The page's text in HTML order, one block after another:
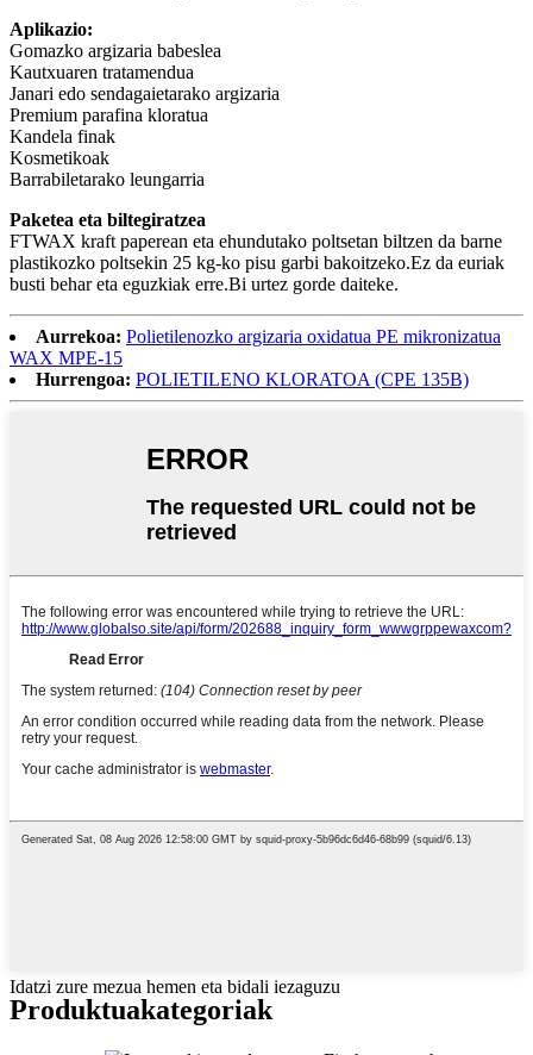
Aplikazio:
Gomazko argizaria babeslea
Kautxuaren tratamendua
Janari edo sendagaietarako argizaria
Premium parafina kloratua
Kandela finak
Kosmetikoak
Barrabiletarako leungarria
Paketea eta biltegiratzea
FTWAX kraft paperean eta ehundutako poltsetan biltzen da barne
plastikozko poltsekin 25 kg-ko pisu garbi bakoitzeko.Ez da euriak
busti behar eta eguzkiak erre.Bi urtez gorde daiteke.
Aurrekoa: Polietilenozko argizaria oxidatua PE mikronizatua
WAX MPE-15
Hurrengoa: POLIETILENO KLORATOA (CPE 135B)
Idatzi zure mezua hemen eta bidali iezaguzu
Produktuakategoriak